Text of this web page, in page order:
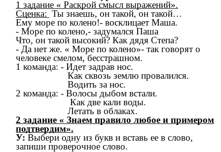
1 задание « Раскрой смысл выражений».
Сценка: Ты знаешь, он такой, он такой…
Ему море по колено!- восклицает Маша.
- Море по колено,- задумался Паша
Что, он такой высокий? Как дядя Степа?
- Да нет же. « Море по колено»- так говорят о
человеке смелом, бесстрашном.
1 команда: - Идет задрав нос.
Как сквозь землю провалился.
Водить за нос.
2 команда: - Волосы дыбом встали.
Как две кали воды.
Летать в облаках.
2 задание « Знаем правило любое и примером
подтвердим».
У: Выбери одну из букв и вставь ее в слово,
запиши проверочное слово.